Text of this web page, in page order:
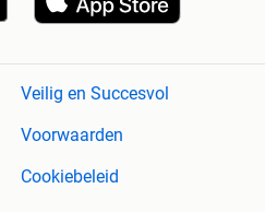
Veilig en Succesvol
Voorwaarden
Cookiebeleid